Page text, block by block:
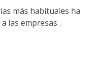
más habituales ha
las empresas…